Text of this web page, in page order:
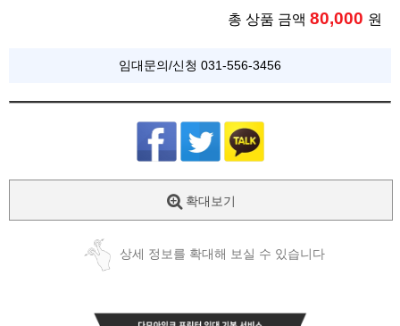
총 상품 금액 80,000 원
임대문의/신청 031-556-3456
확대보기
상세 정보를 확대해 보실 수 있습니다